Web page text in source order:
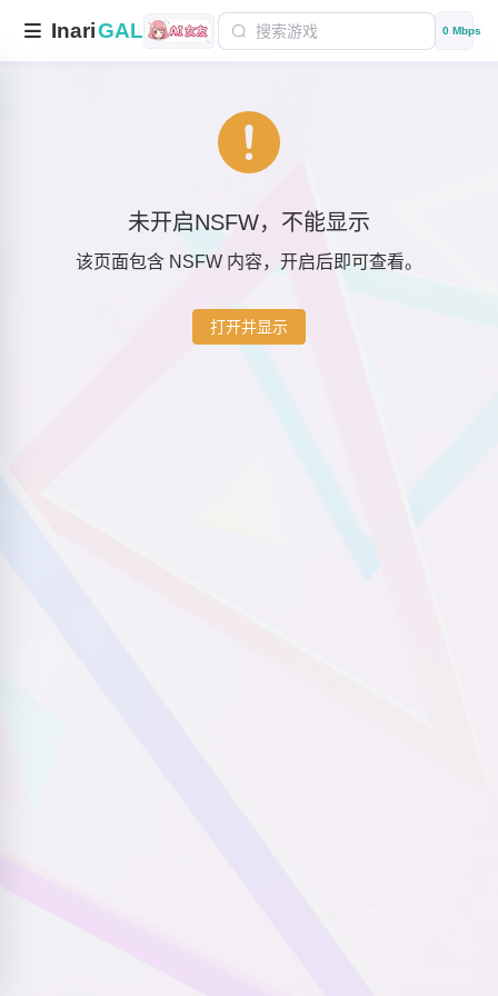
InariGAL 0 Mbps
未开启NSFW，不能显示
该页面包含 NSFW 内容，开启后即可查看。
打开并显示